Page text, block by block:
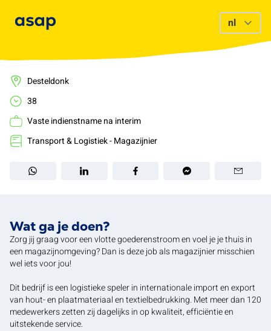
Desteldonk
38
Vaste indienstname na interim
Transport & Logistiek - Magazijnier
Wat ga je doen?
Zorg jij graag voor een vlotte goederenstroom en voel je je thuis in
een magazijnomgeving? Dan is deze job als magazijnier misschien
wel iets voor jou!
Dit bedrijf is een logistieke speler in internationale import en export
van hout- en plaatmateriaal en textielbedrukking. Met meer dan 120
medewerkers zetten zij dagelijks in op kwaliteit, efficiëntie en
uitstekende service.